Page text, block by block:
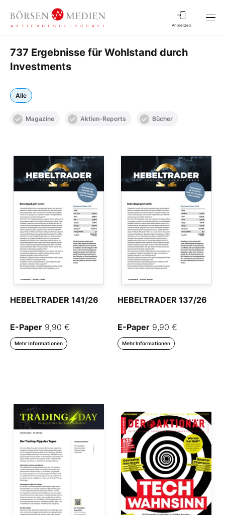
Anmelden
737 Ergebnisse für Wohlstand durch
Investments
Alle
Magazine Aktien-Reports Bücher
HEBELTRADER 141/26
E-Paper 9,90 €
Mehr Informationen
HEBELTRADER 137/26
E-Paper 9,90 €
Mehr Informationen